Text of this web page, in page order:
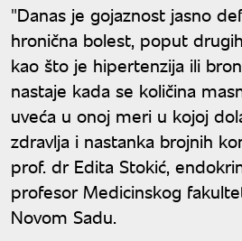
"Danas je gojaznost jasno
hronična bolest, poput
kao što je hipertenzija ili
nastaje kada se količina
uveća u onoj meri u kojoj
zdravlja i nastanka brojnih
prof. dr Edita Stokić,
profesor Medicinskog
Novom Sadu.